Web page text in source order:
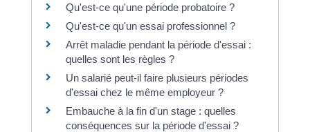
Qu'est-ce qu'une période probatoire ?
Qu'est-ce qu'un essai professionnel ?
Arrêt maladie pendant la période d'essai :
quelles sont les règles ?
Un salarié peut-il faire plusieurs périodes
d'essai chez le même employeur ?
Embauche à la fin d'un stage : quelles
conséquences sur la période d'essai ?